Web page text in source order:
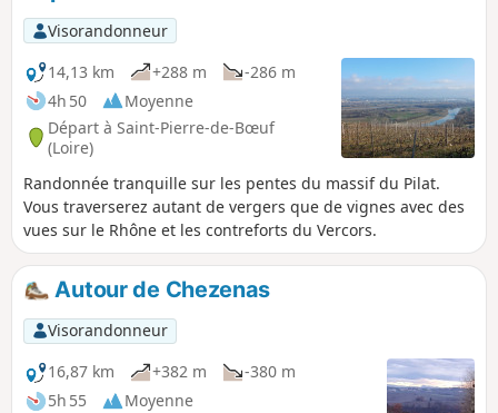
Visorandonneur
14,13 km
+288 m
-286 m
4h 50
Moyenne
Départ à Saint-Pierre-de-Bœuf
(Loire)
Randonnée tranquille sur les pentes du massif du Pilat.
Vous traverserez autant de vergers que de vignes avec des
vues sur le Rhône et les contreforts du Vercors.
Autour de Chezenas
Visorandonneur
16,87 km
+382 m
-380 m
5h 55
Moyenne